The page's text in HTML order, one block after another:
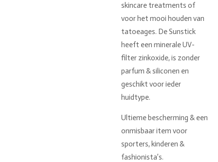
skincare treatments of
voor het mooi houden van
tatoeages. De Sunstick
heeft een minerale UV-
filter zinkoxide, is zonder
parfum & siliconen en
geschikt voor ieder
huidtype.
Ultieme bescherming & een
onmisbaar item voor
sporters, kinderen &
fashionista’s.